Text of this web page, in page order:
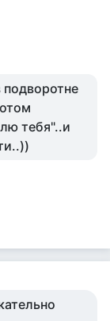
тебя"..и